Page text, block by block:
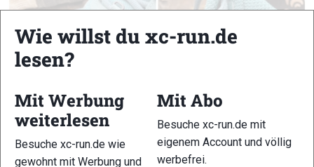
Wie willst du xc-run.de
lesen?
Mit Werbung
weiterlesen
Besuche xc-run.de wie
gewohnt mit Werbung und
Mit Abo
Besuche xc-run.de mit
eigenem Account und völlig
werbefrei.